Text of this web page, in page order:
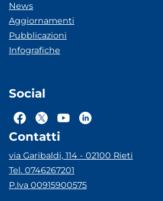
News
Aggiornamenti
Pubblicazioni
Infografiche
Social
Contatti
via Garibaldi, 114 - 02100 Rieti
Tel. 0746267201
P.Iva 00915900575